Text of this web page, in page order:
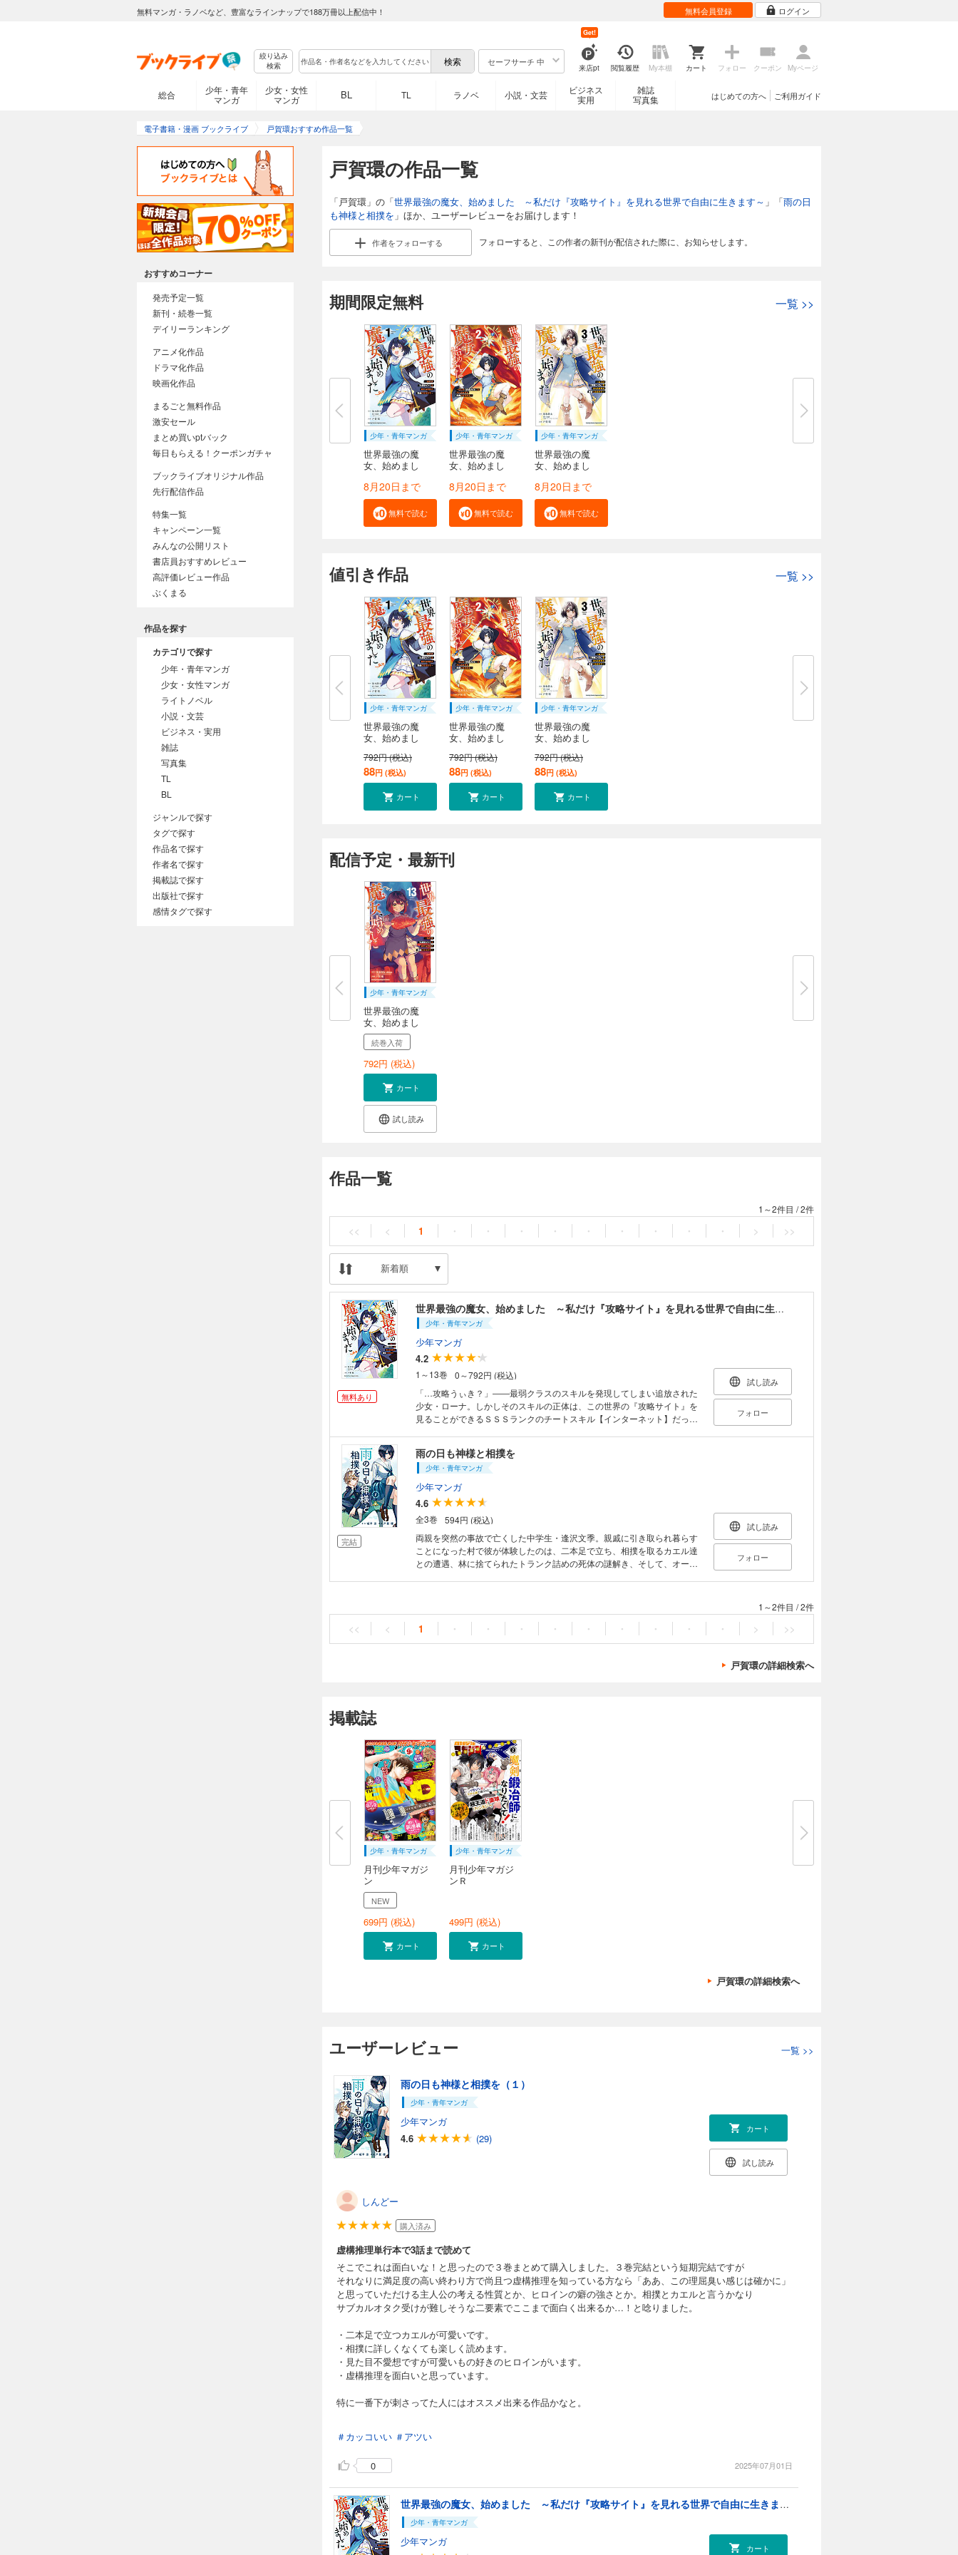
無料マンガ・ラノベなど、豊富なラインナップで188万冊以上配信中！ 無料会員登録 ログイン
絞り込み
検索
セーフサーチ 中
来店pt
Get!
閲覧履歴 My本棚 カート フォロー クーポン Myページ
総合
少年・青年
マンガ
少女・女性
マンガ
BL TL ラノベ 小説・文芸
ビジネス
実用
雑誌
写真集
ご利用ガイド
はじめての方へ
電子書籍・漫画 ブックライブ 戸賀環おすすめ作品一覧
戸賀環の作品一覧
「戸賀環」の「世界最強の魔女、始めました ～私だけ『攻略サイト』を見れる世界で自由に生きます～ 」「雨の日
も神様と相撲を 」ほか、ユーザーレビューをお届けします！
作者をフォローする フォローすると、この作者の新刊が配信された際に、お知らせします。
期間限定無料 一覧 >>
少年・青年マンガ
世界最強の魔
女、始めまし
8月20日まで
無料で読む
少年・青年マンガ
世界最強の魔
女、始めまし
8月20日まで
無料で読む
少年・青年マンガ
世界最強の魔
女、始めまし
8月20日まで
無料で読む
値引き作品 一覧 >>
少年・青年マンガ
世界最強の魔
女、始めまし
792円 (税込)
88円 (税込)
カート
少年・青年マンガ
世界最強の魔
女、始めまし
792円 (税込)
88円 (税込)
カート
少年・青年マンガ
世界最強の魔
女、始めまし
792円 (税込)
88円 (税込)
カート
配信予定・最新刊
少年・青年マンガ
世界最強の魔
女、始めまし
た ～...
続巻入荷
792円 (税込)
カート
試し読み
作品一覧
1～2件目 /2件
<< < 1 ・ ・ ・ ・ ・ ・ ・ ・ ・ > >>
新着順
無料あり
世界最強の魔女、始めました ～私だけ『攻略サイト』を見れる世界で自由に生きます～
少年・青年マンガ
少年マンガ
4.2
1～13巻
0～792円 (税込)
「…攻略うぃき？」――最弱クラスのスキルを発現してしまい追放された
少女・ローナ。しかしそのスキルの正体は、この世界の『攻略サイト』を
見ることができるＳＳＳランクのチートスキル【インターネット】だっ
だけなのにいぃ‥‥‥！」 【あかるくたのしく激やばバトル！！ 普通に
生きたい世界最強の少女が紡ぐハチャメチャ異世界ファンタジー！】
試し読み
フォロー
完結
雨の日も神様と相撲を
少年・青年マンガ
少年マンガ
4.6
全3巻
594円 (税込)
両親を突然の事故で亡くした中学生・逢沢文季。親戚に引き取られ暮らす
ことになった村で彼が体験したのは、二本足で立ち、相撲を取るカエル達
との遭遇、林に捨てられたトランク詰めの死体の謎解き、そして、オート
試し読み
フォロー
1～2件目 /2件
<< < 1 ・ ・ ・ ・ ・ ・ ・ ・ ・ > >>
戸賀環の詳細検索へ
掲載誌
少年・青年マンガ
月刊少年マガジ
ン
NEW
699円 (税込)
カート
少年・青年マンガ
月刊少年マガジ
ンＲ
499円 (税込)
カート
戸賀環の詳細検索へ
ユーザーレビュー 一覧 >>
雨の日も神様と相撲を（１）
少年・青年マンガ
少年マンガ
4.6
(29)
カート
試し読み
しんどー
購入済み
虚構推理単行本で3話まで読めて
そこでこれは面白いな！と思ったので３巻まとめて購入しました。３巻完結という短期完結ですが
それなりに満足度の高い終わり方で尚且つ虚構推理を知っている方なら「ああ、この理屈臭い感じは確かに」
と思っていただける主人公の考える性質とか、ヒロインの癖の強さとか。相撲とカエルと言うかなり
サブカルオタク受けが難しそうな二要素でここまで面白く出来るか…！と唸りました。
・二本足で立つカエルが可愛いです。
・相撲に詳しくなくても楽しく読めます。
・見た目不愛想ですが可愛いもの好きのヒロインがいます。
・虚構推理を面白いと思っています。
特に一番下が刺さってた人にはオススメ出来る作品かなと。
＃カッコいい ＃アツい
0 2025年07月01日
世界最強の魔女、始めました ～私だけ『攻略サイト』を見れる世界で自由に生きます～（１）
少年・青年マンガ
少年マンガ
カート
おすすめコーナー
発売予定一覧
新刊・続巻一覧
デイリーランキング
アニメ化作品
ドラマ化作品
映画化作品
まるごと無料作品
激安セール
まとめ買いptバック
毎日もらえる！クーポンガチャ
ブックライブオリジナル作品
先行配信作品
特集一覧
キャンペーン一覧
みんなの公開リスト
書店員おすすめレビュー
高評価レビュー作品
ぶくまる
作品を探す
カテゴリで探す
少年・青年マンガ
少女・女性マンガ
ライトノベル
小説・文芸
ビジネス・実用
雑誌
写真集
TL
BL
ジャンルで探す
タグで探す
作品名で探す
作者名で探す
掲載誌で探す
出版社で探す
感情タグで探す